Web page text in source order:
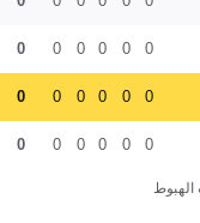
0
0
0
0
0
0
0
0
0
0
0
0
0
0
0
0
0
0
الهبوط